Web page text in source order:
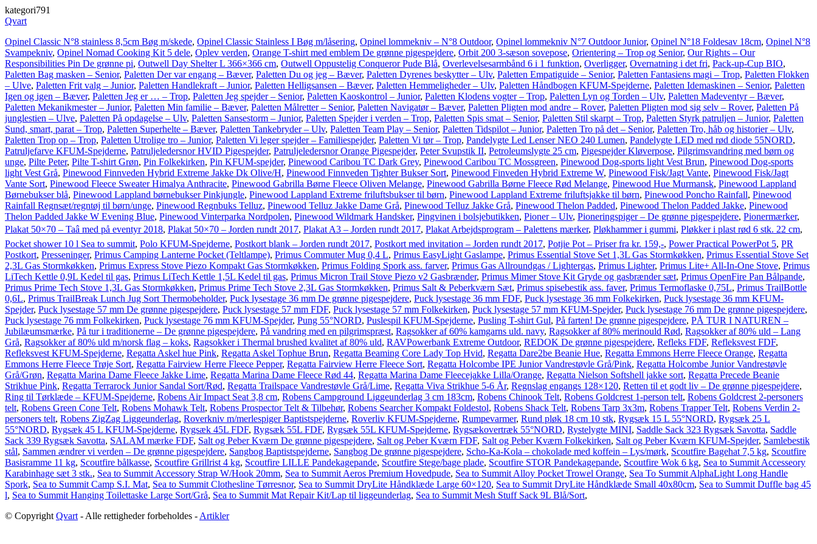
kategori791
Qvart
Opinel Classic N°8 stainless 8,5cm Bøg m/skede, Opinel Classic Stainless I Bøg m/låsering, Opinel lommekniv – N°8 Outdoor, Opinel lommekniv N°7 Outdoor Junior, Opinel N°18 Foldesav 18cm, Opinel N°8
Svampekniv, Opinel Nomad Cooking Kit 5 dele, Oplev verden, Orange T-shirt med emblem De grønne pigespejdere, Orbit 200 3-sæson sovepose, Orientering – Trop og Senior, Our Rights – Our
Responsibilities Pin De grønne pi, Outwell Day Shelter L 366×366 cm, Outwell Oppustelig Conqueror Pude Blå, Overlevelsesarmbånd 6 i 1 funktion, Overligger, Overnatning i det fri, Pack-up-Cup BIO,
Paletten Bag masken – Senior, Paletten Der var engang – Bæver, Paletten Du og jeg – Bæver, Paletten Dyrenes beskytter – Ulv, Paletten Empatiguide – Senior, Paletten Fantasiens magi – Trop, Paletten Flokken
– Ulve, Paletten Frit valg – Junior, Paletten Handlekraft – Junior, Paletten Helligsansen – Bæver, Paletten Hemmeligheder – Ulv, Paletten Håndbogen KFUM-Spejderne, Paletten Idemaskinen – Senior, Paletten
Igen og igen – Bæver, Paletten Jeg er … – Trop, Paletten Jeg spejder – Senior, Paletten Kaoskontrol – Junior, Paletten Klodens vogter – Trop, Paletten Lyn og Torden – Ulv, Paletten Madeventyr – Bæver,
Paletten Mekanikmester – Junior, Paletten Min familie – Bæver, Paletten Målretter – Senior, Paletten Navigatør – Bæver, Paletten Pligten mod andre – Rover, Paletten Pligten mod sig selv – Rover, Paletten På
junglestien – Ulve, Paletten På opdagelse – Ulv, Paletten Sansestorm – Junior, Paletten Spejder i verden – Trop, Paletten Spis smat – Senior, Paletten Stil skarpt – Trop, Paletten Styrk patruljen – Junior, Paletten
Sund, smart, parat – Trop, Paletten Superhelte – Bæver, Paletten Tankebryder – Ulv, Paletten Team Play – Senior, Paletten Tidspilot – Junior, Paletten Tro på det – Senior, Paletten Tro, håb og historier – Ulv,
Paletten Trop op – Trop, Paletten Utrolige tro – Junior, Paletten Vi leger spejder – Familiespejder, Paletten Vi tør – Trop, Pandelygte Led Lenser NEO 240 Lumen, Pandelygte LED med rød diode 55NORD,
Patruljefarve KFUM-Spejderne, Patruljeledersnor HVID Pigespejder, Patruljeledersnor Orange Pigespejder, Peter Svupstik II, Petroleumslygte 25 cm, Pigespejder Kløverpose, Pilgrimsvandring med børn og
unge, Pilte Peter, Pilte T-shirt Grøn, Pin Folkekirken, Pin KFUM-spejder, Pinewood Caribou TC Dark Grey, Pinewood Caribou TC Mossgreen, Pinewood Dog-sports light Vest Brun, Pinewood Dog-sports
light Vest Grå, Pinewood Finnveden Hybrid Extreme Jakke Dk Olive/H, Pinewood Finnveden Tighter Bukser Sort, Pinewood Finveden Hybrid Extreme W, Pinewood Fisk/Jagt Vante, Pinewood Fisk/Jagt
Vante Sort, Pinewood Fleece Sweater Himalya Anthracite, Pinewood Gabrilla Børne Fleece Oliven Melange, Pinewood Gabrilla Børne Fleece Rød Melange, Pinewood Hue Murmansk, Pinewood Lappland
Børnebukser blå, Pinewood Lappland børnebukser Pinkjungle, Pinewood Lappland Extreme friluftsbukser til børn, Pinewood Lappland Extreme friluftsjakke til børn, Pinewood Poncho Rainfall, Pinewood
Rainfall Regnsæt/regntøj til børn/unge, Pinewood Regnbuks Telluz, Pinewood Telluz Jakke Dame Grå, Pinewood Telluz Jakke Grå, Pinewood Thelon Padded, Pinewood Thelon Padded Jakke, Pinewood
Thelon Padded Jakke W Evening Blue, Pinewood Vinterparka Nordpolen, Pinewood Wildmark Handsker, Pingvinen i bolsjebutikken, Pioner – Ulv, Pioneringspiger – De grønne pigespejdere, Pionermærker,
Plakat 50×70 – Taâ med på eventyr 2018, Plakat 50×70 – Jorden rundt 2017, Plakat A3 – Jorden rundt 2017, Plakat Arbejdsprogram – Palettens mærker, Pløkhammer i gummi, Pløkker i plast rød 6 stk. 22 cm,
Pocket shower 10 l Sea to summit, Polo KFUM-Spejderne, Postkort blank – Jorden rundt 2017, Postkort med invitation – Jorden rundt 2017, Potjie Pot – Priser fra kr. 159,-, Power Practical PowerPot 5, PR
Postkort, Presseninger, Primus Camping Lanterne Pocket (Teltlampe), Primus Commuter Mug 0,4 L, Primus EasyLight Gaslampe, Primus Essential Stove Set 1,3L Gas Stormkøkken, Primus Essential Stove Set
2,3L Gas Stormkøkken, Primus Express Stove Piezo Kompakt Gas Stormkøkken, Primus Folding Spork ass. farver, Primus Gas Allroundgas / Lightergas, Primus Lighter, Primus Lite+ All-In-One Stove, Primus
LiTech Kettle 0,9L Kedel til gas, Primus LiTech Kettle 1,5L Kedel til gas, Primus Micron Trail Stove Piezo v2 Gasbrænder, Primus Mimer Stove Kit Gryde og gasbrænder sæt, Primus OpenFire Pan Bålpande,
Primus Prime Tech Stove 1,3L Gas Stormkøkken, Primus Prime Tech Stove 2,3L Gas Stormkøkken, Primus Salt & Peberkværn Sæt, Primus spisebestik ass. faver, Primus Termoflaske 0,75L, Primus TrailBottle
0,6L, Primus TrailBreak Lunch Jug Sort Thermobeholder, Puck lysestage 36 mm De grønne pigespejdere, Puck lysestage 36 mm FDF, Puck lysestage 36 mm Folkekirken, Puck lysestage 36 mm KFUM-
Spejder, Puck lysestage 57 mm De grønne pigespejdere, Puck lysestage 57 mm FDF, Puck lysestage 57 mm Folkekirken, Puck lysestage 57 mm KFUM-Spejder, Puck lysestage 76 mm De grønne pigespejdere,
Puck lysestage 76 mm Folkekirken, Puck lysestage 76 mm KFUM-Spejder, Pung 55°NORD, Puslespil KFUM-Spejderne, Pusling T-shirt Gul, På farten! De grønne pigespejdere, PÅ TUR I NATUREN –
Jubilæumsmærke, På tur i traditionerne – De grønne pigespejdere, På vandring med en pilgrimspræst, Ragsokker af 60% kamgarns uld. navy, Ragsokker af 80% merinould Rød, Ragsokker af 80% uld – Lang
Grå, Ragsokker af 80% uld m/norsk flag – koks, Ragsokker i Thermal brushed kvalitet af 80% uld, RAVPowerbank Extreme Outdoor, REDOK De grønne pigespejdere, Refleks FDF, Refleksvest FDF,
Refleksvest KFUM-Spejderne, Regatta Askel hue Pink, Regatta Askel Tophue Brun, Regatta Beaming Core Lady Top Hvid, Regatta Dare2be Beanie Hue, Regatta Emmons Herre Fleece Orange, Regatta
Emmons Herre Fleece Trøje Sort, Regatta Fairview Herre Fleece Pepper, Regatta Fairview Herre Fleece Sort, Regatta Holcombe IPE Junior Vandrestøvle Grå/Pink, Regatta Holcombe Junior Vandrestøvle
Grå/Grøn, Regatta Marina Dame Fleece Jakke Lime, Regatta Marina Dame Fleece Rød 44, Regatta Marina Dame Fleecejakke Lilla/Orange, Regatta Nielson Softshell jakke sort, Regatta Precede Beanie
Strikhue Pink, Regatta Terrarock Junior Sandal Sort/Rød, Regatta Trailspace Vandrestøvle Grå/Lime, Regatta Viva Strikhue 5-6 År, Regnslag engangs 128×120, Retten til et godt liv – De grønne pigespejdere,
Ring til Tørklæde – KFUM-Spejderne, Robens Air Impact Seat 3,8 cm, Robens Campground Liggeunderlag 3 cm 183cm, Robens Chinook Telt, Robens Goldcrest 1-person telt, Robens Goldcrest 2-personers
telt, Robens Green Cone Telt, Robens Mohawk Telt, Robens Prospector Telt & Tilbehør, Robens Searcher Kompakt Foldestol, Robens Shack Telt, Robens Tarp 3x3m, Robens Trapper Telt, Robens Verdin 2-
personers telt, Robens ZigZag Liggeunderlag, Roverkniv m/merlespiger Baptistspejderne, Roverliv KFUM-Spejderne, Rumpevarmer, Rund pløk 18 cm 10 stk, Rygsæk 15 L 55°NORD, Rygsæk 25 L
55°NORD, Rygsæk 45 L KFUM-Spejderne, Rygsæk 45L FDF, Rygsæk 55L FDF, Rygsæk 55L KFUM-Spejderne, Rygsækovertræk 55°NORD, Rystelygte MINI, Saddle Sack 323 Rygsæk Savotta, Saddle
Sack 339 Rygsæk Savotta, SALAM mærke FDF, Salt og Peber Kværn De grønne pigespejdere, Salt og Peber Kværn FDF, Salt og Peber Kværn Folkekirken, Salt og Peber Kværn KFUM-Spejder, Samlebestik
stål, Sammen ændrer vi verden – De grønne pigespejdere, Sangbog Baptistspejderne, Sangbog De grønne pigespejdere, Scho-Ka-Kola – chokolade med koffein – Lys/mørk, Scoutfire Bagehat 7,5 kg, Scoutfire
Basisramme 11 kg, Scoutfire bålkasse, Scoutfire Grillrist 4 kg, Scoutfire LILLE Pandekagepande, Scoutfire Stege/bage plade, Scoutfire STOR Pandekagepande, Scoutfire Wok 6 kg, Sea to Summit Accesseory
Karabinhage sæt 3 stk., Sea to Summit Accessory Strap W/Hook 20mm, Sea to Summit Aeros Premium Hovedpude, Sea to Summit Alloy Pocket Trowel Orange, Sea To Summit AlphaLight Long Handle
Spork, Sea to Summit Camp S.I. Mat, Sea to Summit Clothesline Tørresnor, Sea to Summit DryLite Håndklæde Large 60×120, Sea to Summit DryLite Håndklæde Small 40x80cm, Sea to Summit Duffle bag 45
l, Sea to Summit Hanging Toilettaske Large Sort/Grå, Sea to Summit Mat Repair Kit/Lap til liggeunderlag, Sea to Summit Mesh Stuff Sack 9L Blå/Sort,
© Copyright Qvart - Alle rettigheder forbeholdes - Artikler